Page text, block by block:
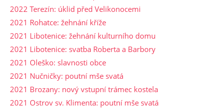
2022 Terezín: úklid před Velikonocemi
2021 Rohatce: žehnání kříže
2021 Libotenice: žehnání kulturního domu
2021 Libotenice: svatba Roberta a Barbory
2021 Oleško: slavnosti obce
2021 Nučničky: poutní mše svatá
2021 Brozany: nový vstupní trámec kostela
2021 Ostrov sv. Klimenta: poutní mše svatá